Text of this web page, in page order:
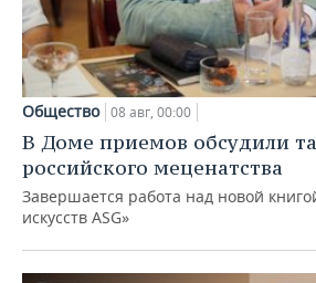
Общество 08 авг, 00:00
В Доме приемов обсудили
российского меценатства
Завершается работа над новой
искусств ASG»